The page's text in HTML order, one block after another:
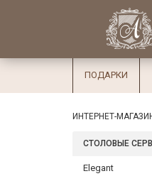
Избранное
×
СалоныДоставка
Подарки
Ароматы
для дома
ПОДАРКИ
ИНТЕРНЕТ-
СТОЛОВЫЕ
Elegant